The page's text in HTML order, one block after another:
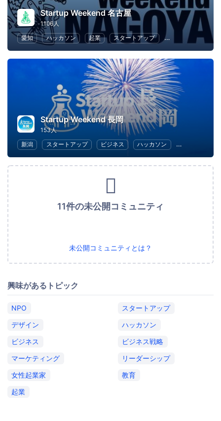
Startup Weekend 名古屋
1106人
愛知
ハッカソン 起業 スタートアップ マーケティング
Startup Weekend 長岡
153人
新潟
スタートアップ ビジネス ハッカソン 起業
11件の未公開コミュニティ
未公開コミュニティとは？
興味があるトピック
NPO
スタートアップ
デザイン
ハッカソン
ビジネス
ビジネス戦略
マーケティング
リーダーシップ
女性起業家
教育
起業